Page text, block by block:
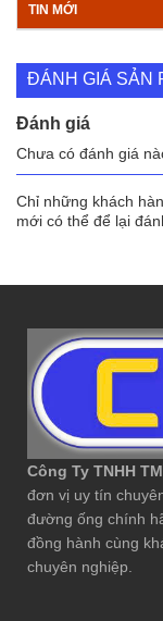
TIN MỚI
ĐÁNH GIÁ SẢN
Đánh giá
Chưa có đánh giá
Chỉ những khách
mới có thể để lại
Công Ty TNHH
đơn vị uy tín
đường ống chính
đồng hành cùng
chuyên nghiệp.